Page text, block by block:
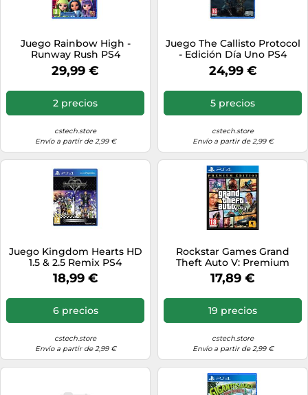
Juego Rainbow High -
Runway Rush PS4
29,99 €
2 precios
cstech.store
Envío a partir de 2,99 €
Juego The Callisto Protocol
- Edición Día Uno PS4
24,99 €
5 precios
cstech.store
Envío a partir de 2,99 €
Juego Kingdom Hearts HD
1.5 & 2.5 Remix PS4
18,99 €
6 precios
cstech.store
Envío a partir de 2,99 €
Rockstar Games Grand
Theft Auto V: Premium
Edition Alemán, Inglés,
Español, Francés, Italiano,
PlayStation 4
17,89 €
19 precios
cstech.store
Envío a partir de 2,99 €